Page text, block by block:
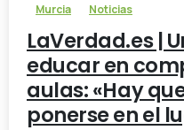
Murcia Noticias
LaVerdad.es |
educar en
aulas: «Hay
ponerse en el